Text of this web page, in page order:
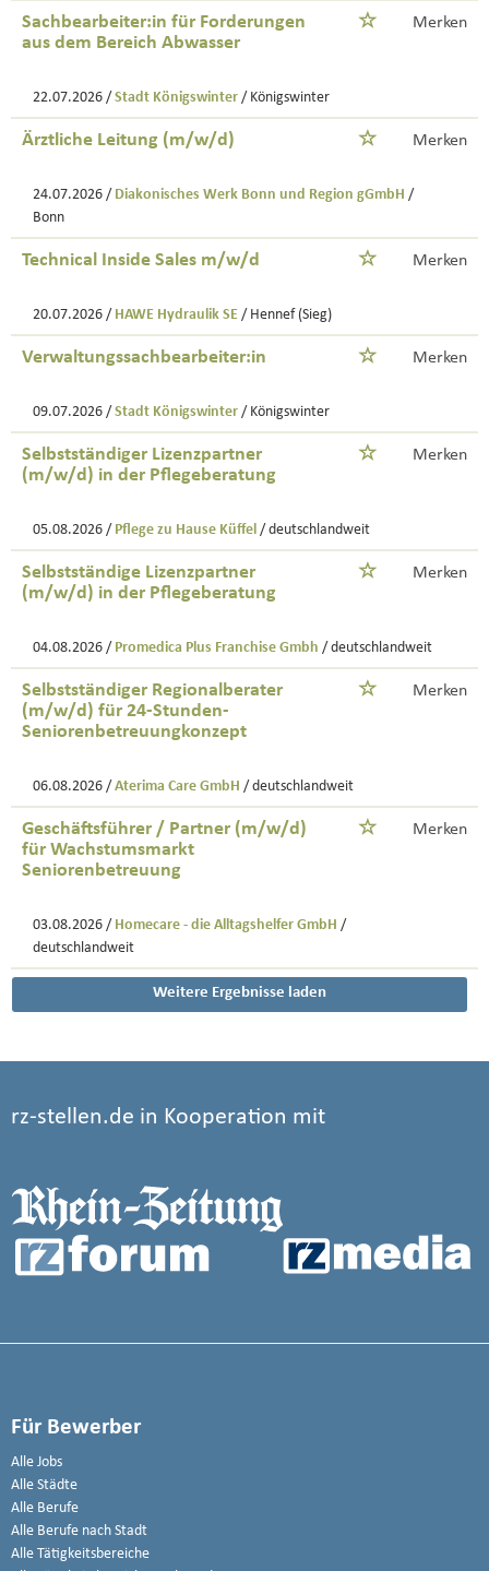
Sachbearbeiter:in für Forderungen
aus dem Bereich Abwasser
Merken
22.07.2026 / Stadt Königswinter / Königswinter
Ärztliche Leitung (m/w/d) Merken
24.07.2026 / Diakonisches Werk Bonn und Region gGmbH /
Bonn
Technical Inside Sales m/w/d Merken
20.07.2026 / HAWE Hydraulik SE / Hennef (Sieg)
Verwaltungssachbearbeiter:in Merken
09.07.2026 / Stadt Königswinter / Königswinter
Selbstständiger Lizenzpartner
(m/w/d) in der Pflegeberatung
Merken
05.08.2026 / Pflege zu Hause Küffel / deutschlandweit
Selbstständige Lizenzpartner
(m/w/d) in der Pflegeberatung
Merken
04.08.2026 / Promedica Plus Franchise Gmbh / deutschlandweit
Selbstständiger Regionalberater
(m/w/d) für 24-Stunden-
Seniorenbetreuungkonzept
Merken
06.08.2026 / Aterima Care GmbH / deutschlandweit
Geschäftsführer / Partner (m/w/d)
für Wachstumsmarkt
Seniorenbetreuung
Merken
03.08.2026 / Homecare - die Alltagshelfer GmbH /
deutschlandweit
Weitere Ergebnisse laden
rz-stellen.de in Kooperation mit
Für Bewerber
Alle Jobs
Alle Städte
Alle Berufe
Alle Berufe nach Stadt
Alle Tätigkeitsbereiche